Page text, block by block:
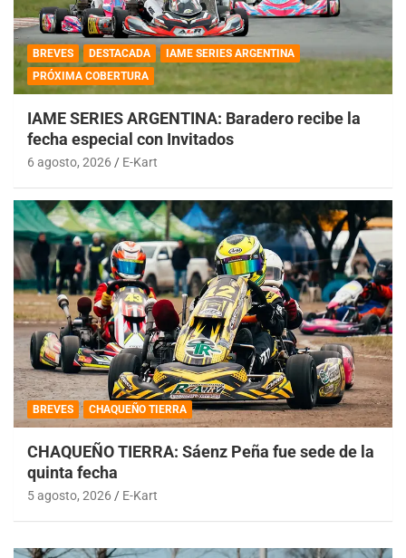
BREVES DESTACADA
IAME SERIES ARGENTINA
PRÓXIMA COBERTURA
IAME SERIES ARGENTINA: Baradero recibe la
fecha especial con Invitados
6 agosto, 2026 E-Kart
BREVES CHAQUEÑO TIERRA
CHAQUEÑO TIERRA: Sáenz Peña fue sede de la
quinta fecha
5 agosto, 2026 E-Kart